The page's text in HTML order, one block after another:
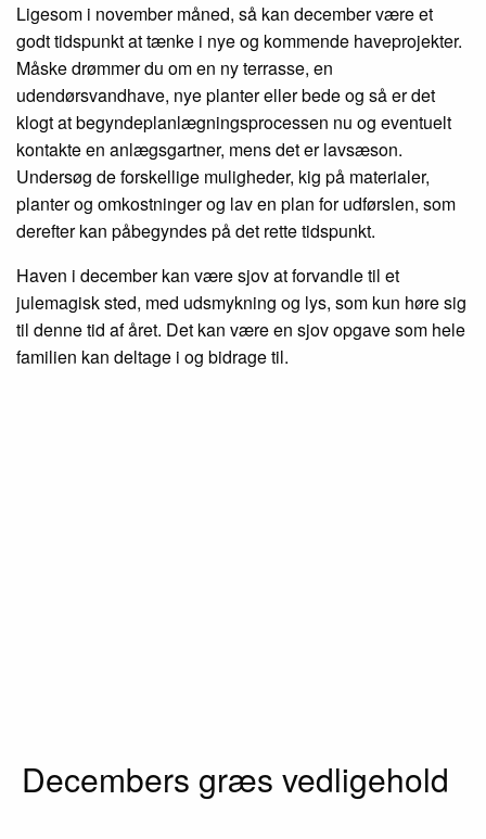
Ligesom i november måned, så kan december være et
godt tidspunkt at tænke i nye og kommende haveprojekter.
Måske drømmer du om en ny terrasse, en
udendørsvandhave, nye planter eller bede og så er det
klogt at begyndeplanlægningsprocessen nu og eventuelt
kontakte en anlægsgartner, mens det er lavsæson.
Undersøg de forskellige muligheder, kig på materialer,
planter og omkostninger og lav en plan for udførslen, som
derefter kan påbegyndes på det rette tidspunkt.
Haven i december kan være sjov at forvandle til et
julemagisk sted, med udsmykning og lys, som kun høre sig
til denne tid af året. Det kan være en sjov opgave som hele
familien kan deltage i og bidrage til.
Decembers græs vedligehold